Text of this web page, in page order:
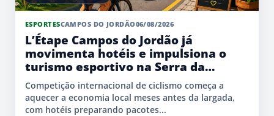
ESPORTESCAMPOS DO JORDÃO06/08/2026
L’Étape Campos do Jordão já
movimenta hotéis e impulsiona o
turismo esportivo na Serra da
Mantiqueira
Competição internacional de ciclismo começa a
aquecer a economia local meses antes da largada,
com hotéis preparando pacotes...